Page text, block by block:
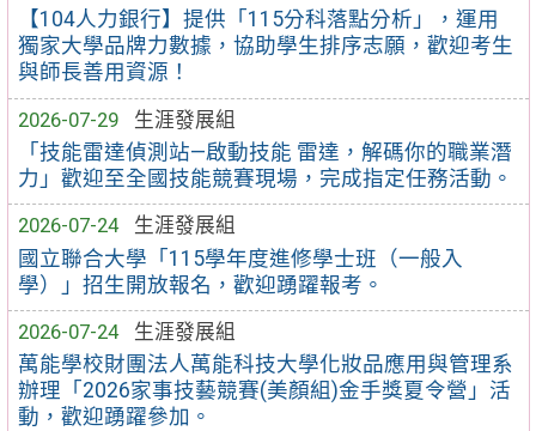
【104人力銀行】提供「115分科落點分析」，運用
獨家大學品牌力數據，協助學生排序志願，歡迎考生
與師長善用資源！
2026-07-29
生涯發展組
「技能雷達偵測站—啟動技能 雷達，解碼你的職業潛
力」歡迎至全國技能競賽現場，完成指定任務活動。
2026-07-24
生涯發展組
國立聯合大學「115學年度進修學士班（一般入
學）」招生開放報名，歡迎踴躍報考。
2026-07-24
生涯發展組
萬能學校財團法人萬能科技大學化妝品應用與管理系
辦理「2026家事技藝競賽(美顏組)金手獎夏令營」活
動，歡迎踴躍參加。